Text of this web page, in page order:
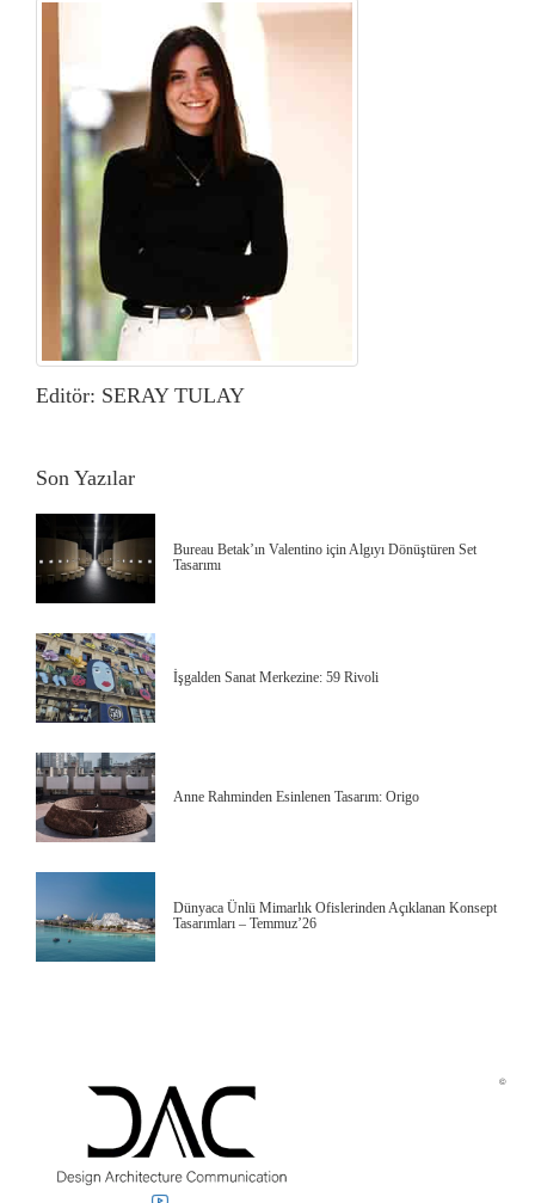
Editör: SERAY TULAY
Son Yazılar
Bureau Betak’ın Valentino için Algıyı Dönüştüren Set
Tasarımı
İşgalden Sanat Merkezine: 59 Rivoli
Anne Rahminden Esinlenen Tasarım: Origo
Dünyaca Ünlü Mimarlık Ofislerinden Açıklanan Konsept
Tasarımları – Temmuz’26
©